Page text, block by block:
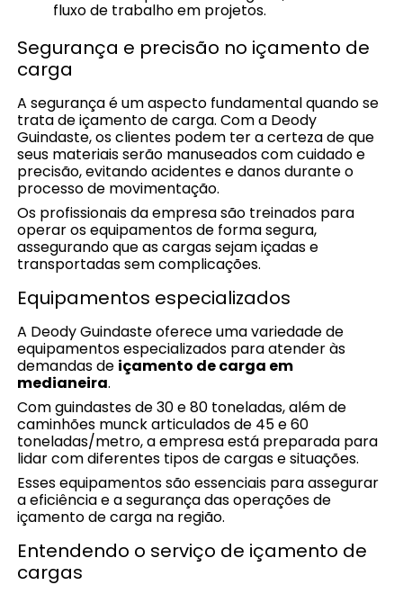
fluxo de trabalho em projetos.
Segurança e precisão no içamento de
carga
A segurança é um aspecto fundamental quando se
trata de içamento de carga. Com a Deody
Guindaste, os clientes podem ter a certeza de que
seus materiais serão manuseados com cuidado e
precisão, evitando acidentes e danos durante o
processo de movimentação.
Os profissionais da empresa são treinados para
operar os equipamentos de forma segura,
assegurando que as cargas sejam içadas e
transportadas sem complicações.
Equipamentos especializados
A Deody Guindaste oferece uma variedade de
equipamentos especializados para atender às
demandas de içamento de carga em
medianeira.
Com guindastes de 30 e 80 toneladas, além de
caminhões munck articulados de 45 e 60
toneladas/metro, a empresa está preparada para
lidar com diferentes tipos de cargas e situações.
Esses equipamentos são essenciais para assegurar
a eficiência e a segurança das operações de
içamento de carga na região.
Entendendo o serviço de içamento de
cargas